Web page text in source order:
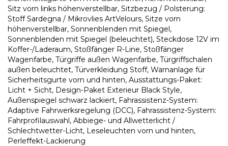
Sitz vorn links höhenverstellbar, Sitzbezug / Polsterung:
Stoff Sardegna / Mikrovlies ArtVelours, Sitze vorn
höhenverstellbar, Sonnenblenden mit Spiegel,
Sonnenblenden mit Spiegel (beleuchtet), Steckdose 12V im
Koffer-/Laderaum, Stoßfänger R-Line, Stoßfänger
Wagenfarbe, Türgriffe außen Wagenfarbe, Türgriffschalen
außen beleuchtet, Türverkleidung Stoff, Warnanlage für
Sicherheitsgurte vorn und hinten, Ausstattungs-Paket:
Licht + Sicht, Design-Paket Exterieur Black Style,
Außenspiegel schwarz lackiert, Fahrassistenz-System:
Adaptive Fahrwerksregelung (DCC), Fahrassistenz-System:
Fahrprofilauswahl, Abbiege- und Allwetterlicht /
Schlechtwetter-Licht, Leseleuchten vorn und hinten,
Perleffekt-Lackierung